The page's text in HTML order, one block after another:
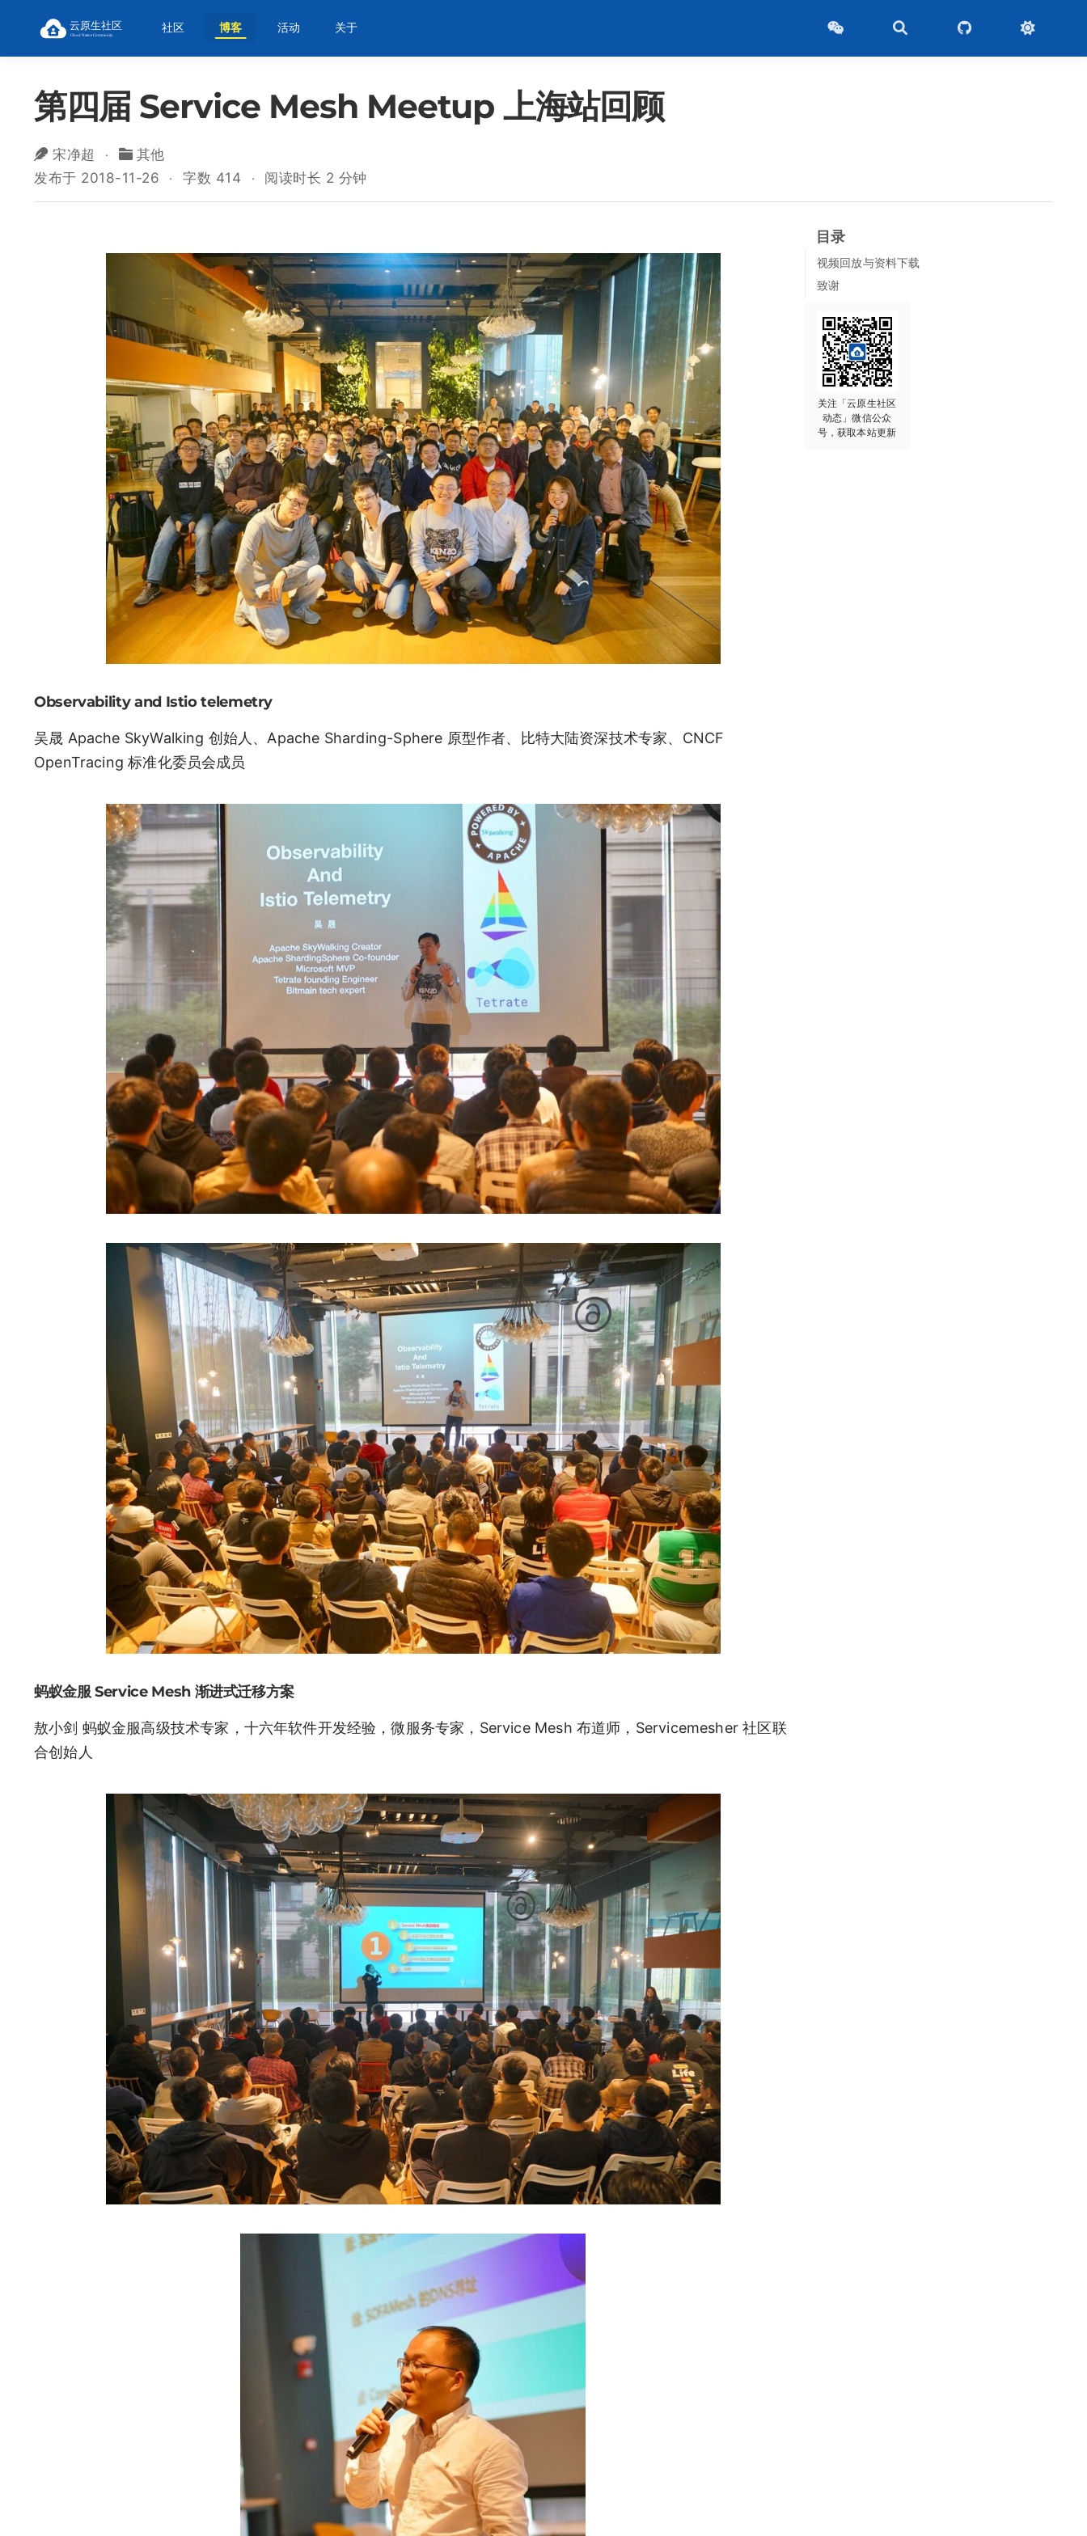
社区 博客 活动 关于
第四届 Service Mesh Meetup 上海站回顾
宋净超
其他
发布于 2018-11-26
字数 414 阅读时长 2 分钟
目录
视频回放与资料下载
致谢
关注「云原生社区
动态」微信公众
号，获取本站更新
Observability and Istio telemetry
吴晟 Apache SkyWalking 创始人、Apache Sharding-Sphere 原型作者、比特大陆资深技术专家、CNCF
OpenTracing 标准化委员会成员
蚂蚁金服 Service Mesh 渐进式迁移方案
敖小剑 蚂蚁金服高级技术专家，十六年软件开发经验，微服务专家，Service Mesh 布道师，Servicemesher 社区联
合创始人